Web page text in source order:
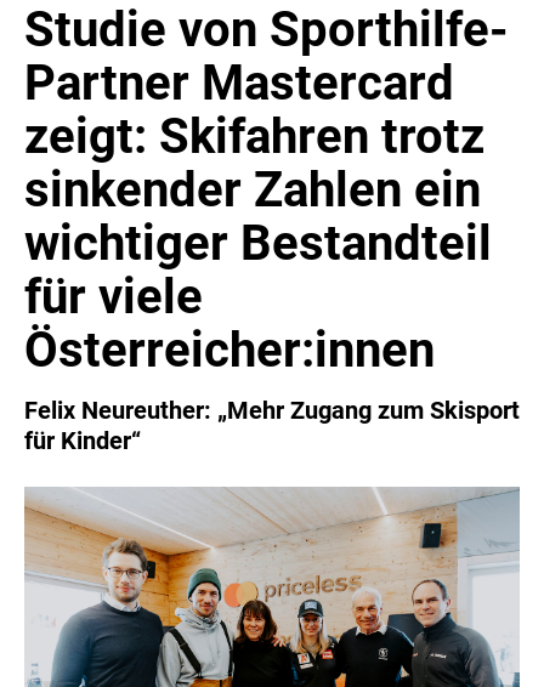
COCA-COLA
RÖMERQUELLE
ÖSTERREICHISCHE SPORTHILFE
KESCH
BARFLY'S CLUB
SPORTS MEDIA AUSTRIA
CULINARIUS
RECYCLEMICH-INITIATIVE
VIER HOCH VIER
HANNERSBERG
ADMIRAL SPORTWETTEN
EWP RECYCLING PFAND ÖSTERREICH
ANNEMARIE CHARITY
IMPERIAL MARKETS
TRÄGERVEREIN EINWEGPFAND
SPECIAL OLYMPICS ÖSTERREICH
Studie von Sporthilfe-
Partner Mastercard
zeigt: Skifahren trotz
sinkender Zahlen ein
wichtiger Bestandteil
für viele
Österreicher:innen
Felix Neureuther: „Mehr Zugang zum Skisport
für Kinder“